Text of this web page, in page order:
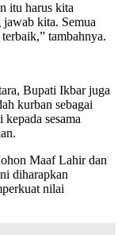
itu harus kita
kita. Semua
tambahnya.
Bupati Ikbar juga
kurban sebagai
sesama
Maaf Lahir dan
diharapkan
nilai